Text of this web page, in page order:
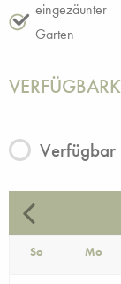
eingezäunter
Garten
Verfügbar
So Mo